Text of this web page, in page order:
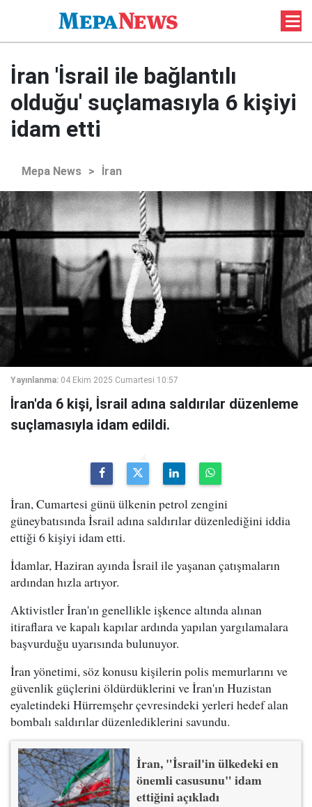
İran 'İsrail ile bağlantılı
olduğu' suçlamasıyla 6 kişiyi
idam etti
Mepa News > İran
Yayınlanma: 04 Ekim 2025 Cumartesi 10:57
İran'da 6 kişi, İsrail adına saldırılar düzenleme
suçlamasıyla idam edildi.
İran, Cumartesi günü ülkenin petrol zengini
güneybatısında İsrail adına saldırılar düzenlediğini iddia
ettiği 6 kişiyi idam etti.
İdamlar, Haziran ayında İsrail ile yaşanan çatışmaların
ardından hızla artıyor.
Aktivistler İran'ın genellikle işkence altında alınan
itiraflara ve kapalı kapılar ardında yapılan yargılamalara
başvurduğu uyarısında bulunuyor.
İran yönetimi, söz konusu kişilerin polis memurlarını ve
güvenlik güçlerini öldürdüklerini ve İran'ın Huzistan
eyaletindeki Hürremşehr çevresindeki yerleri hedef alan
bombalı saldırılar düzenlediklerini savundu.
İran, "İsrail'in ülkedeki en
önemli casusunu" idam
ettiğini açıkladı